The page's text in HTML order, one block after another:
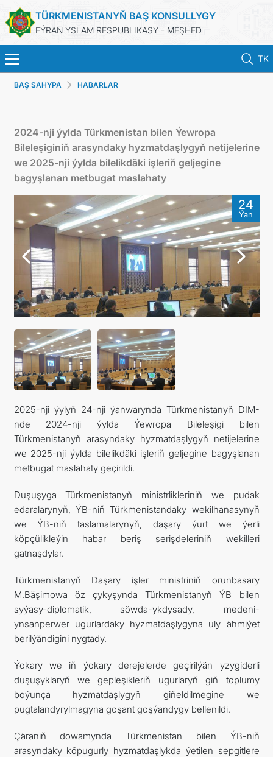
TÜRKMENISTANYŇ BAŞ KONSULLYGY
EÝRAN YSLAM RESPUBLIKASY - MEŞHED
TK
BAŞ SAHYPA
TÜRKMENISTAN
DIM
ARAGATNAŞYK
BAŞ SAHYPA HABARLAR
2024-nji ýylda Türkmenistan bilen Ýewropa
Bileleşiginiň arasyndaky hyzmatdaşlygyň netijelerine
we 2025-nji ýylda bilelikdäki işleriň geljegine
bagyşlanan metbugat maslahaty
24
Ýan
2025-nji ýylyň 24-nji ýanwarynda Türkmenistanyň DIM-
nde 2024-nji ýylda Ýewropa Bileleşigi bilen
Türkmenistanyň arasyndaky hyzmatdaşlygyň netijelerine
we 2025-nji ýylda bilelikdäki işleriň geljegine bagyşlanan
metbugat maslahaty geçirildi.
Duşuşyga Türkmenistanyň ministrlikleriniň we pudak
edaralarynyň, ÝB-niň Türkmenistandaky wekilhanasynyň
we ÝB-niň taslamalarynyň, daşary ýurt we ýerli
köpçülikleýin habar beriş serişdeleriniň wekilleri
gatnaşdylar.
Türkmenistanyň Daşary işler ministriniň orunbasary
M.Bäşimowa öz çykyşynda Türkmenistanyň ÝB bilen
syýasy-diplomatik, söwda-ykdysady, medeni-
ynsanperwer ugurlardaky hyzmatdaşlygyna uly ähmiýet
berilýändigini nygtady.
Ýokary we iň ýokary derejelerde geçirilýän yzygiderli
duşuşyklaryň we gepleşikleriň ugurlaryň giň toplumy
boýunça hyzmatdaşlygyň giňeldilmegine we
pugtalandyrylmagyna goşant goşýandygy bellenildi.
Çäräniň dowamynda Türkmenistan bilen ÝB-niň
arasyndaky köpugurly hyzmatdaşlykda ýetilen sepgitlere